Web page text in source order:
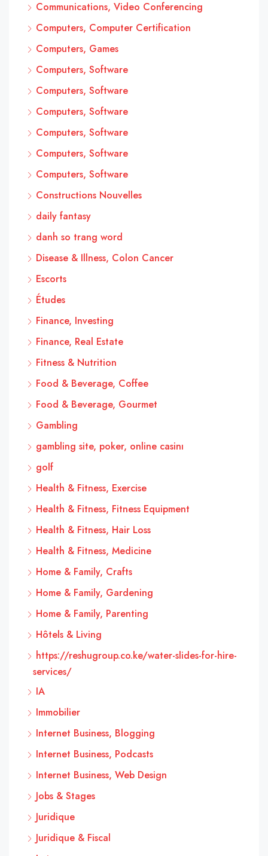
Communications, Video Conferencing
Computers, Computer Certification
Computers, Games
Computers, Software
Computers, Software
Computers, Software
Computers, Software
Computers, Software
Computers, Software
Constructions Nouvelles
daily fantasy
danh so trang word
Disease & Illness, Colon Cancer
Escorts
Études
Finance, Investing
Finance, Real Estate
Fitness & Nutrition
Food & Beverage, Coffee
Food & Beverage, Gourmet
Gambling
gambling site, poker, online casinı
golf
Health & Fitness, Exercise
Health & Fitness, Fitness Equipment
Health & Fitness, Hair Loss
Health & Fitness, Medicine
Home & Family, Crafts
Home & Family, Gardening
Home & Family, Parenting
Hôtels & Living
https://reshugroup.co.ke/water-slides-for-hire-
services/
IA
Immobilier
Internet Business, Blogging
Internet Business, Podcasts
Internet Business, Web Design
Jobs & Stages
Juridique
Juridique & Fiscal